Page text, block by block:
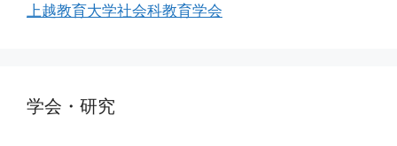
上越教育大学社会科教育学会
学会・研究